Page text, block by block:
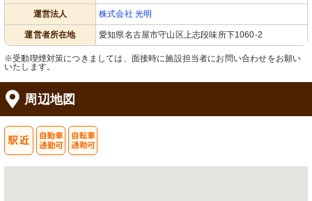
運営法人 株式会社 光明
運営者所在地 愛知県名古屋市守山区上志段味所下1060-2
※受動喫煙対策につきましては、面接時に施設担当者にお問い合わせをお願い
いたします。
周辺地図